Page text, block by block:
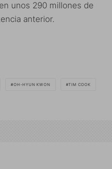
unos 290 millones de
anterior.
OH-HYUN KWON TIM COOK